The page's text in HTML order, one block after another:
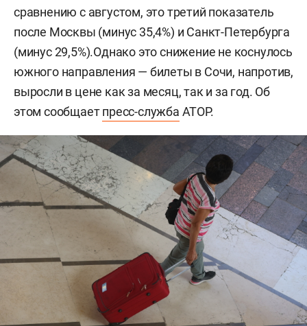
сравнению с августом, это третий показатель
после Москвы (минус 35,4%) и Санкт-Петербурга
(минус 29,5%).Однако это снижение не коснулось
южного направления — билеты в Сочи, напротив,
выросли в цене как за месяц, так и за год. Об
этом сообщаетпресс-служба АТОР.